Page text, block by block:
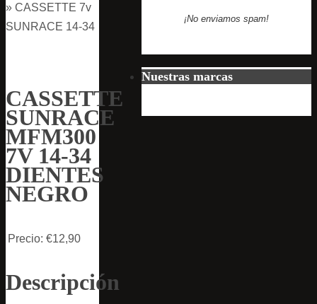
» CASSETTE 7v
SUNRACE 14-34
CASSETTE
SUNRACE
MFM300
7V 14-34
DIENTES
NEGRO
Precio: €12,90
Descripción
¡No enviamos spam!
Nuestras marcas